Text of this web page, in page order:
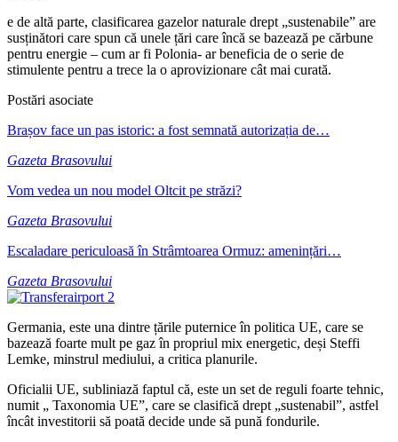
e de altă parte, clasificarea gazelor naturale drept „sustenabile” are
susținători care spun că unele țări care încă se bazează pe cărbune
pentru energie – cum ar fi Polonia- ar beneficia de o serie de
stimulente pentru a trece la o aprovizionare cât mai curată.
Postări asociate
Brașov face un pas istoric: a fost semnată autorizația de…
Gazeta Brasovului
Vom vedea un nou model Oltcit pe străzi?
Gazeta Brasovului
Escaladare periculoasă în Strâmtoarea Ormuz: amenințări…
Gazeta Brasovului
Germania, este una dintre țările puternice în politica UE, care se
bazează foarte mult pe gaz în propriul mix energetic, deși Steffi
Lemke, minstrul mediului, a critica planurile.
Oficialii UE, subliniază faptul că, este un set de reguli foarte tehnic,
numit „ Taxonomia UE”, care se clasifică drept „sustenabil”, astfel
încât investitorii să poată decide unde să pună fondurile.